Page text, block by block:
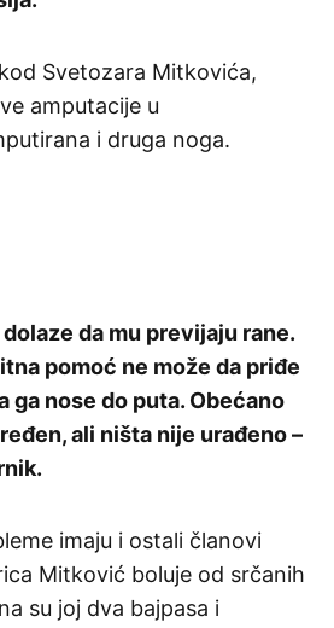
Svetozara Mitkovića,
amputacije u
i druga noga.
da mu previjaju rane.
pomoć ne može da priđe
ga nose do puta. Obećano
ali ništa nije urađeno –
imaju i ostali članovi
Mitković boluje od srčanih
su joj dva bajpasa i